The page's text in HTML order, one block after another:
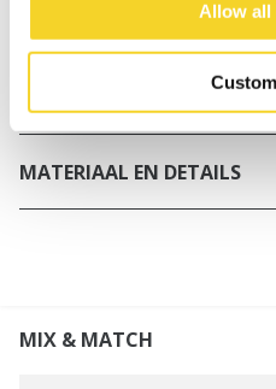
Allow all
Mix & Match met je
MATERIAAL EN DETAILS
MIX & MATCH